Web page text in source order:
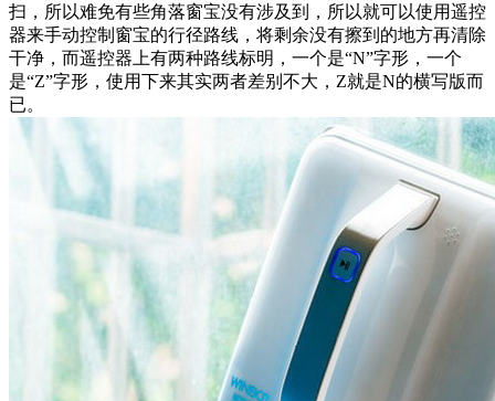
扫，所以难免有些角落窗宝没有涉及到，所以就可以使用遥控
器来手动控制窗宝的行径路线，将剩余没有擦到的地方再清除
干净，而遥控器上有两种路线标明，一个是“N”字形，一个
是“Z”字形，使用下来其实两者差别不大，Z就是N的横写版而
已。